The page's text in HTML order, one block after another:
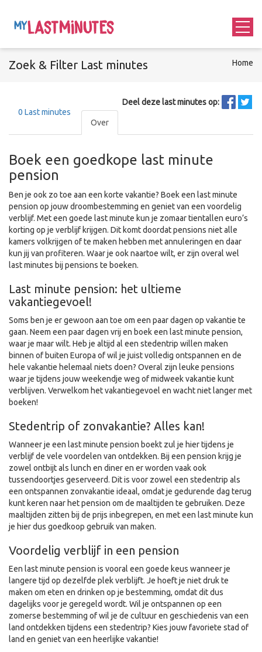
Zoek & Filter Last minutes Home
Deel deze last minutes op:
0 Last minutes
Over
Boek een goedkope last minute
pension
Ben je ook zo toe aan een korte vakantie? Boek een last minute
pension op jouw droombestemming en geniet van een voordelig
verblijf. Met een goede last minute kun je zomaar tientallen euro’s
korting op je verblijf krijgen. Dit komt doordat pensions niet alle
kamers volkrijgen of te maken hebben met annuleringen en daar
kun jij van profiteren. Waar je ook naartoe wilt, er zijn overal wel
last minutes bij pensions te boeken.
Last minute pension: het ultieme
vakantiegevoel!
Soms ben je er gewoon aan toe om een paar dagen op vakantie te
gaan. Neem een paar dagen vrij en boek een last minute pension,
waar je maar wilt. Heb je altijd al een stedentrip willen maken
binnen of buiten Europa of wil je juist volledig ontspannen en de
hele vakantie helemaal niets doen? Overal zijn leuke pensions
waar je tijdens jouw weekendje weg of midweek vakantie kunt
verblijven. Verwelkom het vakantiegevoel en wacht niet langer met
boeken!
Stedentrip of zonvakantie? Alles kan!
Wanneer je een last minute pension boekt zul je hier tijdens je
verblijf de vele voordelen van ontdekken. Bij een pension krijg je
zowel ontbijt als lunch en diner en er worden vaak ook
tussendoortjes geserveerd. Dit is voor zowel een stedentrip als
een ontspannen zonvakantie ideaal, omdat je gedurende dag terug
kunt keren naar het pension om de maaltijden te gebruiken. Deze
maaltijden zitten bij de prijs inbegrepen, en met een last minute kun
je hier dus goedkoop gebruik van maken.
Voordelig verblijf in een pension
Een last minute pension is vooral een goede keus wanneer je
langere tijd op dezelfde plek verblijft. Je hoeft je niet druk te
maken om eten en drinken op je bestemming, omdat dit dus
dagelijks voor je geregeld wordt. Wil je ontspannen op een
zomerse bestemming of wil je de cultuur en geschiedenis van een
land ontdekken tijdens een stedentrip? Kies jouw favoriete stad of
land en geniet van een heerlijke vakantie!